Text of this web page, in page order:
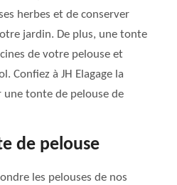
herbes et de conserver
jardin. De plus, une tonte
de votre pelouse et
Confiez à JH Elagage la
tonte de pelouse de
de pelouse
les pelouses de nos